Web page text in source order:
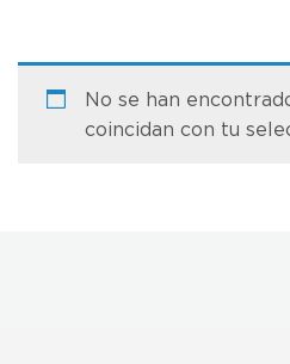
No se han
coincidan con tu